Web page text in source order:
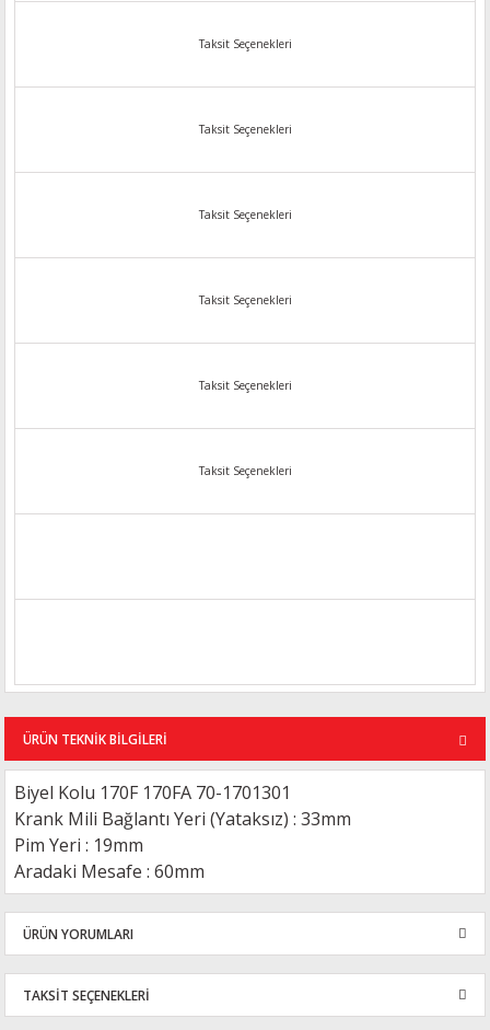
Taksit Seçenekleri
Taksit Seçenekleri
Taksit Seçenekleri
Taksit Seçenekleri
Taksit Seçenekleri
Taksit Seçenekleri
ÜRÜN TEKNİK BİLGİLERİ
Biyel Kolu 170F 170FA 70-1701301
Krank Mili Bağlantı Yeri (Yataksız) : 33mm
Pim Yeri : 19mm
Aradaki Mesafe : 60mm
ÜRÜN YORUMLARI
Bu ürüne ilk yorumu siz yapın!
TAKSİT SEÇENEKLERİ